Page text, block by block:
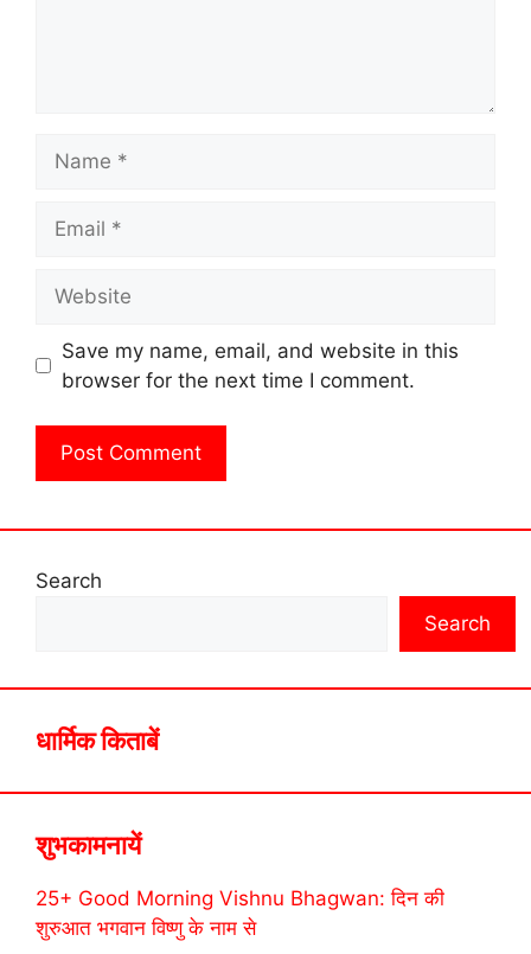
Save my name, email, and website in this
browser for the next time I comment.
Search
Search
धार्मिक किताबें
शुभकामनायें
25+ Good Morning Vishnu Bhagwan: दिन की
शुरुआत भगवान विष्णु के नाम से